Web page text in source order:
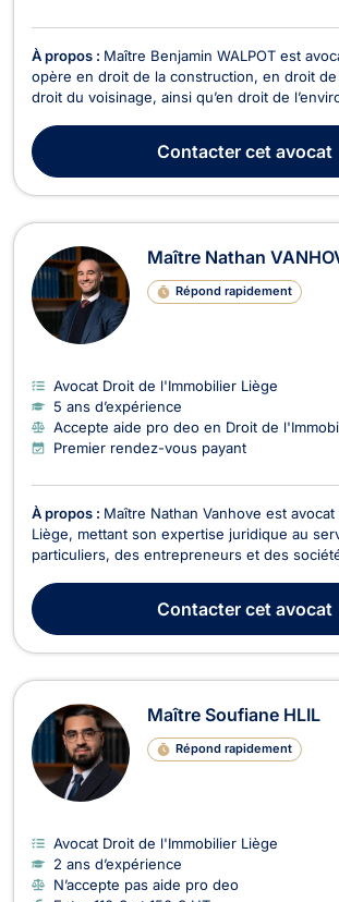
À propos : Maître Benjamin WALPOT est
opère en droit de la construction, en droit de
droit du voisinage, ainsi qu’en droit de
l'urbanisme . Il est particulièrement
droit de l'urbanisme si vous ...
Contactercet avocat
Maître Nathan
Répond rapidement
Avocat Droit de l'Immobilier Liège
5 ans d’expérience
Accepte aide pro deo en Droit de
Premier rendez-vous payant
À propos : Maître Nathan Vanhove est
Liège, mettant son expertise juridique au
particuliers, des entrepreneurs et des
anglais, ce qui lui permet d’accompagner
clientèle locale et internationale. Maîtr...
Contactercet avocat
Maître Soufiane HLIL
Répond rapidement
Avocat Droit de l'Immobilier Liège
2 ans d’expérience
N’accepte pas aide pro deo